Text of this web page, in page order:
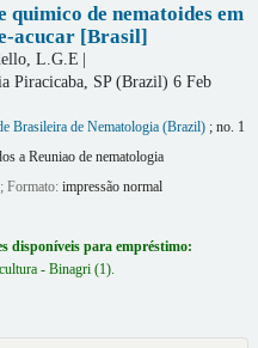
quimico de nematoides em
acucar [Brasil]
L.G.E
Piracicaba, SP (Brazil) 6 Feb
Brasileira de Nematologia (Brazil); no. 1
a Reuniao de nematologia
; Formato: impressão normal
disponíveis para empréstimo:
- Binagri(1).